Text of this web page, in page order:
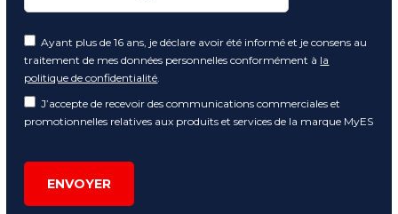
Ayant plus de 16 ans, je déclare avoir été informé et je consens au
traitement de mes données personnelles conformément à la
politique de confidentialité.
J’accepte de recevoir des communications commerciales et
promotionnelles relatives aux produits et services de la marque MyES
ENVOYER